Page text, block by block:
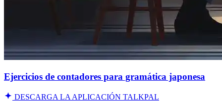
Ejercicios de contadores para gramática japonesa
DESCARGA LA APLICACIÓN TALKPAL